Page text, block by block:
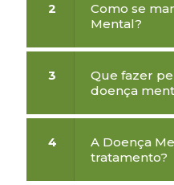
2
Como se
Mental?
3
Que fazer
doença
4
A Doença
tratamento?